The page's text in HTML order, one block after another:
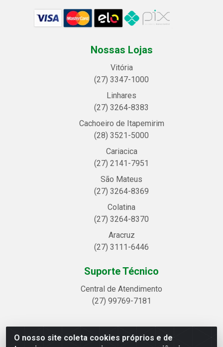
O nosso site coleta cookies próprios e de
Nossas Lojas
Vitória
(27) 3347-1000
Linhares
(27) 3264-8383
Cachoeiro de Itapemirim
(28) 3521-5000
Cariacica
(27) 2141-7951
São Mateus
(27) 3264-8369
Colatina
(27) 3264-8370
Aracruz
(27) 3111-6446
Suporte Técnico
Central de Atendimento
(27) 99769-7181
Linhavix Distribuidora LTDA - Avenida Alegre, 2521 -